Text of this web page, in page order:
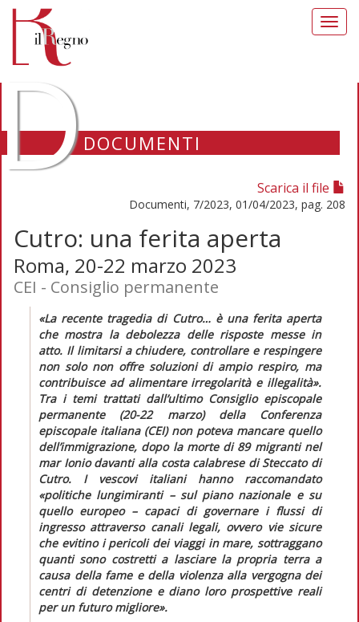
DOCUMENTI
Scarica il file
Documenti, 7/2023, 01/04/2023, pag. 208
Cutro: una ferita aperta
Roma, 20-22 marzo 2023
CEI - Consiglio permanente
«La recente tragedia di Cutro… è una ferita aperta
che mostra la debolezza delle risposte messe in
atto. Il limitarsi a chiudere, controllare e respingere
non solo non offre soluzioni di ampio respiro, ma
contribuisce ad alimentare irregolarità e illegalità».
Tra i temi trattati dall’ultimo Consiglio episcopale
permanente (20-22 marzo) della Conferenza
episcopale italiana (CEI) non poteva mancare quello
dell’immigrazione, dopo la morte di 89 migranti nel
mar Ionio davanti alla costa calabrese di Steccato di
Cutro. I vescovi italiani hanno raccomandato
«politiche lungimiranti – sul piano nazionale e su
quello europeo – capaci di governare i flussi di
ingresso attraverso canali legali, ovvero vie sicure
che evitino i pericoli dei viaggi in mare, sottraggano
quanti sono costretti a lasciare la propria terra a
causa della fame e della violenza alla vergogna dei
centri di detenzione e diano loro prospettive reali
per un futuro migliore».